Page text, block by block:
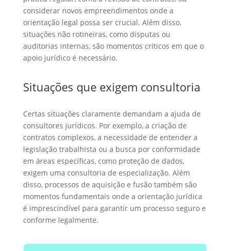
considerar novos empreendimentos onde a
orientação legal possa ser crucial. Além disso,
situações não rotineiras, como disputas ou
auditorias internas, são momentos críticos em que o
apoio jurídico é necessário.
Situações que exigem consultoria
Certas situações claramente demandam a ajuda de
consultores jurídicos. Por exemplo, a criação de
contratos complexos, a necessidade de entender a
legislação trabalhista ou a busca por conformidade
em áreas específicas, como proteção de dados,
exigem uma consultoria de especialização. Além
disso, processos de aquisição e fusão também são
momentos fundamentais onde a orientação jurídica
é imprescindível para garantir um processo seguro e
conforme legalmente.